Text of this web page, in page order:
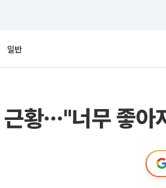
일반
황⋯"너무 좋아